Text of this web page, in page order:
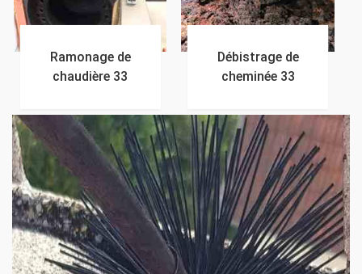
Ramonage de
chaudière 33
Débistrage de
cheminée 33